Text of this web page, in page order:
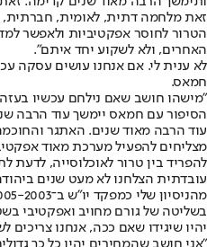
זאת מלחמה דתית, לאומית, חברתית,
הטרור לחוסר אפקטיביות ולאפשר
האחרים, ולא לשקוע יחד איתם".
לא ענית לי. אם אנחנו עושים עסקה
חמאס.
"מישהו חושב שאם נילחם עכשיו
הסיפור עם חמאס יימשך עוד הרבה
עוד הרבה מאוד שנים. האתגר
מצליחים להפעיל מערכת מאוד
להפריד בין טרור לאוכלוסייה, לדעת
עובדתית הצלחנו לא מעט שנים
בשליטה של גורם מחויב ואפקטיבי
יהיו שיגידו שאם ככה, אנחנו צריכים